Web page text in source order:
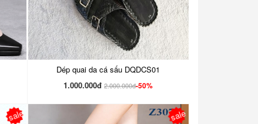
Dép quai da cá sấu DQDCS01
1.000.000đ 2.000.000đ-50%
sale sale